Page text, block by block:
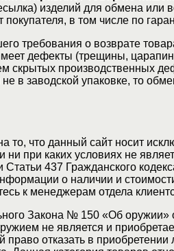
изделий для обмена или
покупателя, в том числе по
требования о возврате
дефекты (трещины,
скрытых производственных
в заводской упаковке, то
что данный сайт носит
при каких условиях не
437 Гражданского
о наличии и
к менеджерам отдела
Закона № 150 «Об оружии»
не является и
право отказать в